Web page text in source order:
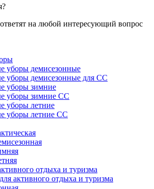
на любой интересующий вопрос
уборы демисезонные
уборы демисезонные для СС
уборы зимние
уборы зимние СС
уборы летние
уборы летние СС
отдыха и туризма
активного отдыха и туризма